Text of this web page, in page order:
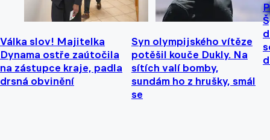
Válka slov! Majitelka
Dynama ostře zaútočila
na zástupce kraje, padla
drsná obvinění
Syn olympijského vítěze
potěšil kouče Dukly. Na
sítích valí bomby,
sundám ho z hrušky, smál
se